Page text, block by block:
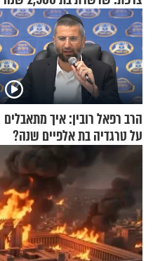
הרב רפאל רובין: איך מתאבלים
על טרגדיה בת אלפיים שנה?